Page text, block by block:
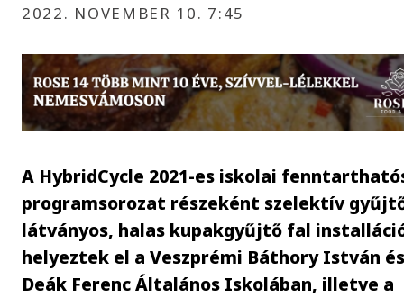
2022. NOVEMBER 10. 7:45
A HybridCycle 2021-es iskolai
programsorozat részeként szelektív
látványos, halas kupakgyűjtő fal
helyeztek el a Veszprémi Báthory István
Deák Ferenc Általános Iskolában, illetve a